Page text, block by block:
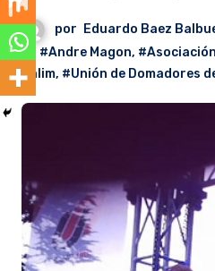
por Eduardo Baez
#Andre Magon,
Salim, #Unión de Domadores